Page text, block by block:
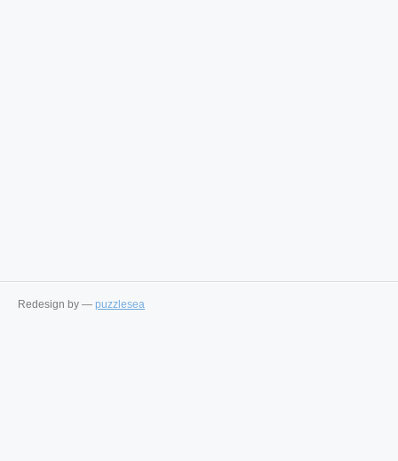
Redesign by — puzzlesea